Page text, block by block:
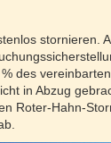
stornieren.
des
in Abzug
Roter-Hahn-